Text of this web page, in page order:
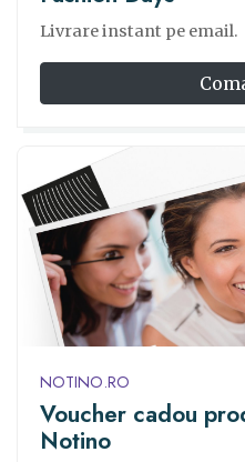
Livrare instant pe email.
NOTINO.RO
Voucher cadou
Notino